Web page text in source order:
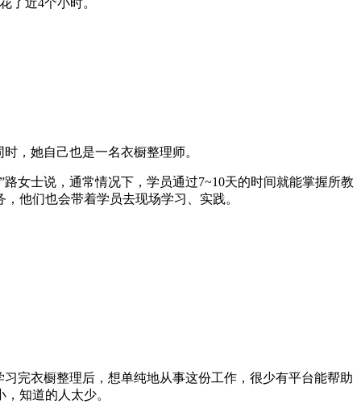
，她自己也是一名衣橱整理师。
士说，通常情况下，学员通过7~10天的时间就能掌握所教
他们也会带着学员去现场学习、实践。
衣橱整理后，想单纯地从事这份工作，很少有平台能帮助
知道的人太少。